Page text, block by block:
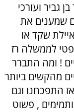
גביר ועורכי
שמענים את
שקד או
לממשלה רז
! ומה התברר
מהקשים ביותר
התפכחנו וגם
, פשוט